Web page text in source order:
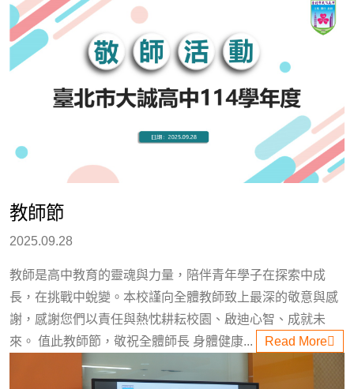
教師節
2025.09.28
教師是高中教育的靈魂與力量，陪伴青年學子在探索中成
長，在挑戰中蛻變。本校謹向全體教師致上最深的敬意與感
謝，感謝您們以責任與熱忱耕耘校園、啟迪心智、成就未
來。 值此教師節，敬祝全體師長 身體健康...
Read More